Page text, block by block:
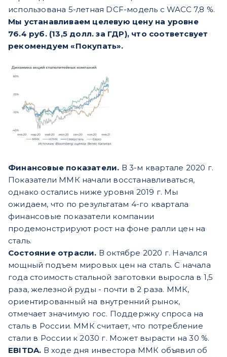
использована 5-летная DCF-модель с WACC 7,8 %.
Мы устанавливаем целевую цену на уровне
76.4 руб. (13,5 долл. за ГДР), что соответсвует
рекомендуем «Покупать».
Финансовые показатели. В 3-м квартале 2020 г.
Показатели ММК начали восстанавливаться,
однако остались ниже уровня 2019 г. Мы
ожидаем, что по результатам 4-го квартала
финансовые показатели компании
продемонстрируют рост на фоне ралли цен на
сталь.
Состояние отрасли. В октябре 2020 г. Начался
мощный подъем мировых цен на сталь. С начала
года стоимость стальной заготовки выросла в 1,5
раза, железной руды - почти в 2 раза. ММК,
ориентированный на внутренний рынок,
отмечает значимую гос. Поддержку спроса на
сталь в России. ММК считает, что потребление
стали в России к 2030 г. Может вырасти на 30 %.
EBITDA. В ходе дня инвестора ММК объявил об